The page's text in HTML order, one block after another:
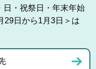
日・祝祭日・年末年始
29日から1月3日＞は